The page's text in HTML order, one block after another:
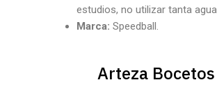
estudios, no utilizar tanta agua.
Marca: Speedball.
Arteza Bocetos